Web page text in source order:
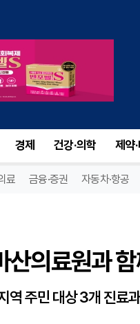
경제 건강·의학 제약
료 금융·증권 자동차·항공
산의료원과
역 주민 대상 3개 진료